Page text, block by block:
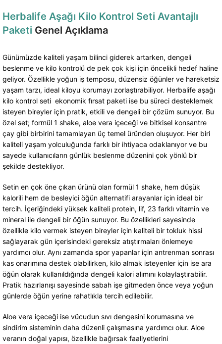
Herbalife Aşağı Kilo Kontrol Seti Avantajlı
Paketi Genel Açıklama
Günümüzde kaliteli yaşam bilinci giderek artarken, dengeli
beslenme ve kilo kontrolü de pek çok kişi için öncelikli hedef haline
geliyor. Özellikle yoğun iş temposu, düzensiz öğünler ve hareketsiz
yaşam tarzı, ideal kiloyu korumayı zorlaştırabiliyor. Herbalife aşağı
kilo kontrol seti ekonomik fırsat paketi ise bu süreci desteklemek
isteyen bireyler için pratik, etkili ve dengeli bir çözüm sunuyor. Bu
özel set; formül 1 shake, aloe vera içeceği ve bitkisel konsantre
çay gibi birbirini tamamlayan üç temel üründen oluşuyor. Her biri
kaliteli yaşam yolculuğunda farklı bir ihtiyaca odaklanıyor ve bu
sayede kullanıcıların günlük beslenme düzenini çok yönlü bir
şekilde destekliyor.
Setin en çok öne çıkan ürünü olan formül 1 shake, hem düşük
kalorili hem de besleyici öğün alternatifi arayanlar için ideal bir
tercih. İçeriğindeki yüksek kaliteli protein, lif, 23 farklı vitamin ve
mineral ile dengeli bir öğün sunuyor. Bu özellikleri sayesinde
özellikle kilo vermek isteyen bireyler için kaliteli bir tokluk hissi
sağlayarak gün içerisindeki gereksiz atıştırmaları önlemeye
yardımcı olur. Aynı zamanda spor yapanlar için antrenman sonrası
kas onarımına destek olabilirken, kilo almak isteyenler için ise ara
öğün olarak kullanıldığında dengeli kalori alımını kolaylaştırabilir.
Pratik hazırlanışı sayesinde sabah işe gitmeden önce veya yoğun
günlerde öğün yerine rahatlıkla tercih edilebilir.
Aloe vera içeceği ise vücudun sıvı dengesini korumasına ve
sindirim sisteminin daha düzenli çalışmasına yardımcı olur. Aloe
veranın doğal yapısı, özellikle bağırsak faaliyetlerini